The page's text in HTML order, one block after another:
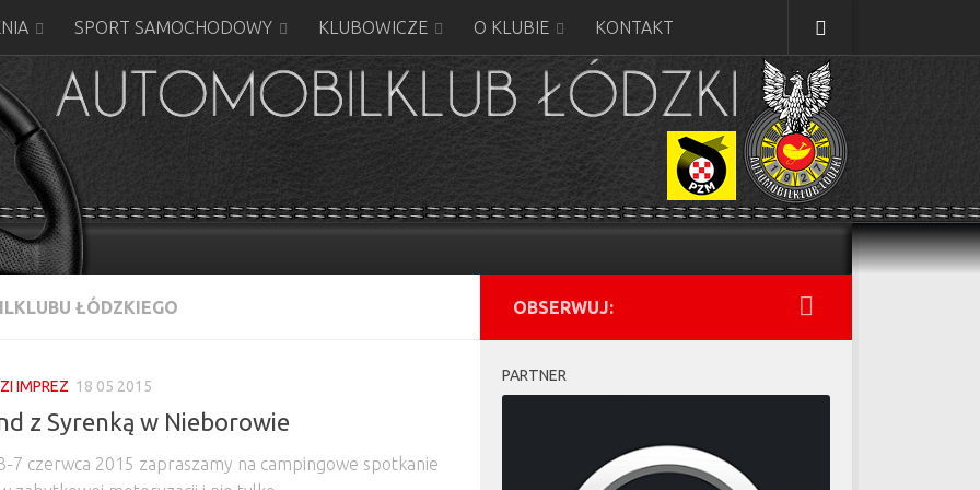
SPORT SAMOCHODOWY KLUBOWICZE O KLUBIE KONTAKT
ŁÓDZKIEGO
IMPREZ 18 05 2015
z Syrenką w Nieborowie
7 czerwca 2015 zapraszamy na campingowe spotkanie
OBSERWUJ:
PARTNER